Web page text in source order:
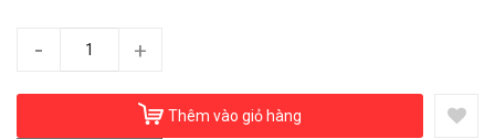
- +
Thêm vào giỏ hàng